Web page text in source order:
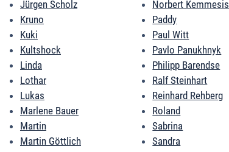
Jürgen Scholz
Kruno
Kuki
Kultshock
Linda
Lothar
Lukas
Marlene Bauer
Martin
Martin Göttlich
Norbert Kemmesis
Paddy
Paul Witt
Pavlo Panukhnyk
Philipp Barendse
Ralf Steinhart
Reinhard Rehberg
Roland
Sabrina
Sandra